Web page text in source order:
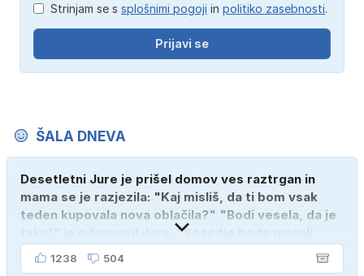
Strinjam se s splošnimi pogoji in politiko zasebnosti.
Prijavi se
ŠALA DNEVA
Desetletni Jure je prišel domov ves raztrgan in
mama se je razjezila: "Kaj misliš, da ti bom vsak
teden kupovala nova oblačila?" "Bodi vesela, da je
tako!" je odgovoril Jure. "Sosedje bodo morali
kupiti novega sina, tako sem ga prebutal!"
1238 504